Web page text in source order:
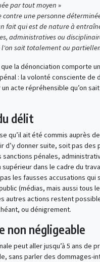
par tout moyen »
contre une personne
fait qui est de nature à
administratives ou
l'on sait totalement ou
la dénonciation comporte
: la volonté consciente de
acte répréhensible qu’on sait
délit
qu’il ait été commis auprès
d’y donner suite, soit pas des
sanctions pénales,
supérieur dans le cadre du
les fausses accusations
(médias, mais aussi tous
autres actions restent
ou dénigrement.
non négligeable
peut aller jusqu’à 5 ans de
sans parler des dommages-